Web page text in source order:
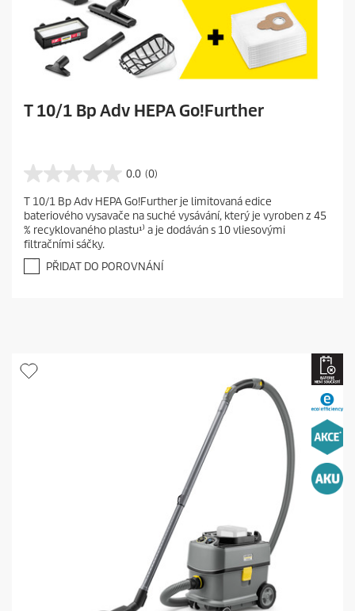
T 10/1 Bp Adv HEPA Go!Further
0.0 (0)
0
.
0
z
5
h
k
.
T 10/1 Bp Adv HEPA Go!Further je limitovaná edice
bateriového vysavače na suché vysávání, který je vyroben z 45
% recyklovaného plastu¹⁾ a je dodáván s 10 vliesovými
filtračními sáčky.
PŘIDAT DO POROVNÁNÍ